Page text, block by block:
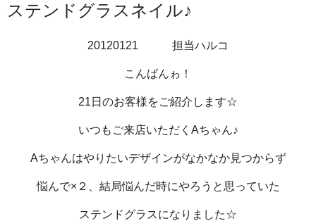
ステンドグラスネイル♪
20120121 担当ハルコ
こんばんゎ！
21日のお客様をご紹介します☆
いつもご来店いただくAちゃん♪
Aちゃんはやりたいデザインがなかなか見つからず
悩んで×２、結局悩んだ時にやろうと思っていた
ステンドグラスになりました☆